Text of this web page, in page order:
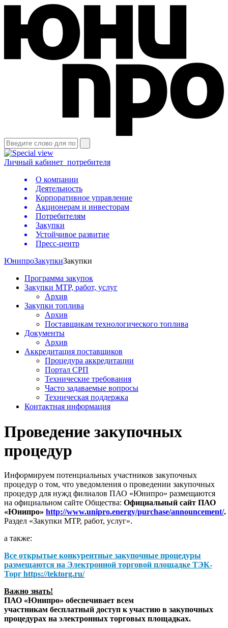
Личный кабинет потребителя
О компании
Деятельность
Корпоративное управление
Акционерам и инвесторам
Потребителям
Закупки
Устойчивое развитие
Пресс-центр
ЮнипроЗакупкиЗакупки
Программа закупок
Закупки МТР, работ, услуг
Архив
Закупки топлива
Архив
Поставщикам технологического топлива
Документы
Архив
Аккредитация поставщиков
Процедура аккредитации
Портал СРП
Технические требования
Часто задаваемые вопросы
Техническая поддержка
Контактная информация
Проведение закупочных
процедур
Информируем потенциальных участников закупочных
процедур о том, что уведомления о проведении закупочных
процедур для нужд филиалов ПАО «Юнипро» размещаются
на официальном сайте Общества: Официальный сайт ПАО
«Юнипро» http://www.unipro.energy/purchase/announcement/.
Раздел «Закупки МТР, работ, услуг».
а также:
Все открытые конкурентные закупочные процедуры
размещаются на Электронной торговой площадке ТЭК-
Торг https://tektorg.ru/
Важно знать!
ПАО «Юнипро» обеспечивает всем
участникам бесплатный доступ к участию в закупочных
процедурах на электронных торговых площадках.